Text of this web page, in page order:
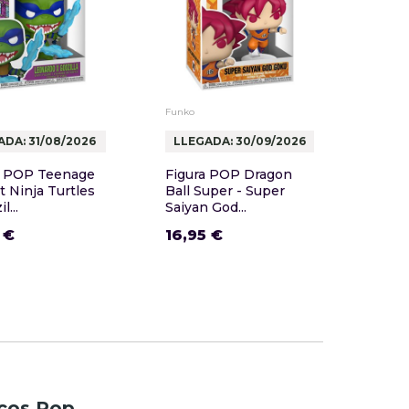
31/08/2026
Teenage
Ninja Turtles
€
Funko
LLEGADA: 30/09/2026
Figura POP Dragon
Ball Super - Super
Saiyan God...
16,95 €